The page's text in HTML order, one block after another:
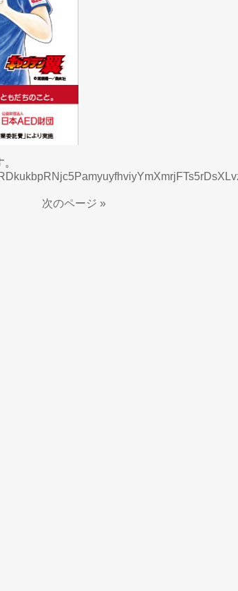
次のページ »